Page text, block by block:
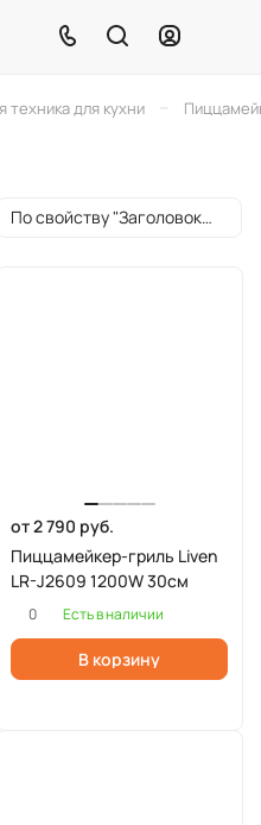
техника для кухни
По свойству "Заголовок окна браузера" (убывание)
от 2 790 руб.
Пиццамейкер-гриль Liven
LR-J2609 1200W 30см
0 Есть в наличии
В корзину